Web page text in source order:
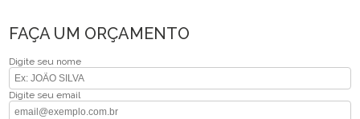
FAÇA UM ORÇAMENTO
Digite seu nome
Digite seu email